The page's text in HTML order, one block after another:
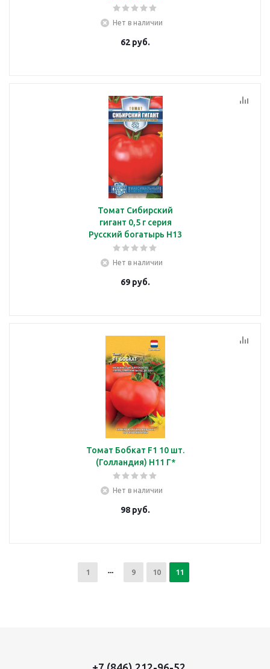
Нет в наличии
62 руб.
Томат Сибирский
гигант 0,5 г серия
Русский богатырь Н13
Нет в наличии
69 руб.
Томат Бобкат F1 10 шт.
(Голландия) Н11 Г*
Нет в наличии
98 руб.
1 9 10 11